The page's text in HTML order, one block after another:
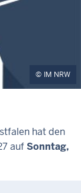
IM NRW
hat den
aufSonntag,